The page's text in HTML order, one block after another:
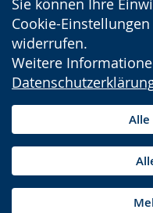
Sie können Ihre
Cookie-
widerrufen.
Weitere